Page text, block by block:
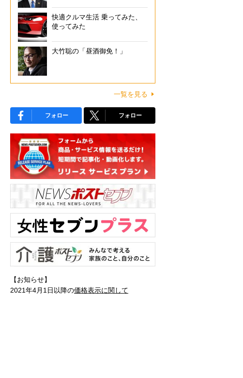
快適クルマ生活 乗ってみた、
使ってみた
大竹聡の「昼酒御免！」
一覧を見る
フォロー フォロー
【お知らせ】
2021年4月1日以降の価格表示に関して